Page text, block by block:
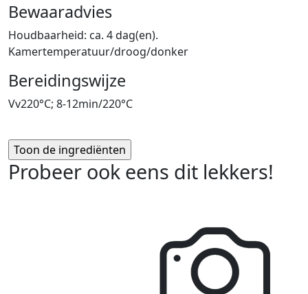
Bewaaradvies
Houdbaarheid: ca. 4 dag(en).
Kamertemperatuur/droog/donker
Bereidingswijze
Vv220°C; 8-12min/220°C
Probeer ook eens dit lekkers!